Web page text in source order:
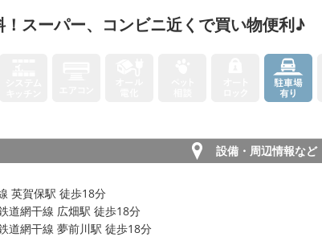
スーパー、コンビニ近くで買い物便利♪
設備・周辺情報など
英賀保駅 徒歩18分
道網干線 広畑駅 徒歩18分
道網干線 夢前川駅 徒歩18分